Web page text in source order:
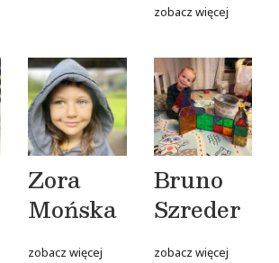
zobacz więcej
Zora
Mońska
zobacz więcej
Bruno
Szreder
zobacz więcej